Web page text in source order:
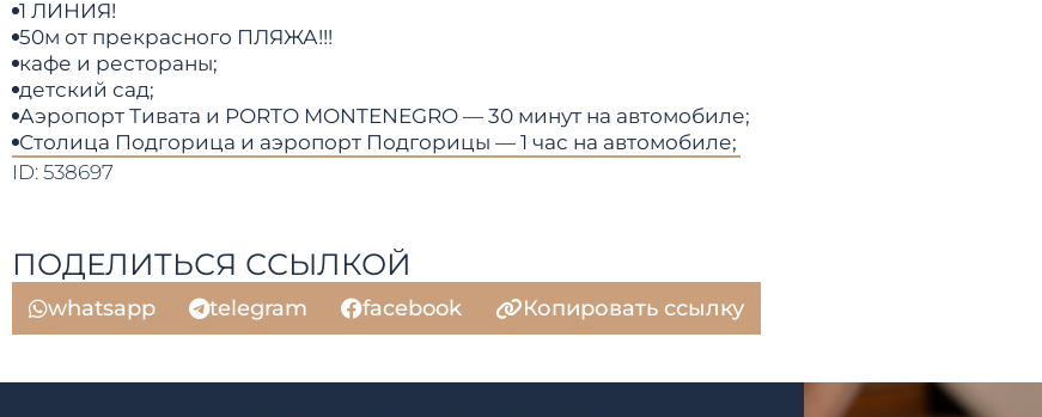
1 ЛИНИЯ!
50м от прекрасного ПЛЯЖА!!!
кафе и рестораны;
детский сад;
Аэропорт Тивата и PORTO MONTENEGRO — 30 минут на автомобиле;
Столица Подгорица и аэропорт Подгорицы — 1 час на автомобиле;
ID: 538697
ПОДЕЛИТЬСЯ ССЫЛКОЙ
whatsapp telegram facebook Копировать ссылку